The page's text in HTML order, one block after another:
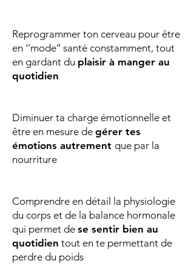
Reprogrammer ton cerveau pour être
en ‘’mode’’ santé constamment, tout
en gardant du plaisir à manger au
quotidien
Diminuer ta charge émotionnelle et
être en mesure de gérer tes
émotions autrement que par la
nourriture
Comprendre en détail la physiologie
du corps et de la balance hormonale
qui permet de se sentir bien au
quotidien tout en te permettant de
perdre du poids